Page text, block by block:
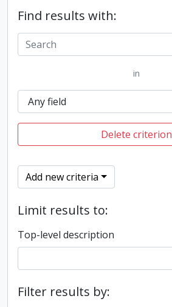
Find results with:
in
Delete criterion
Add new criteria
Limit results to:
Top-level description
Filter results by: